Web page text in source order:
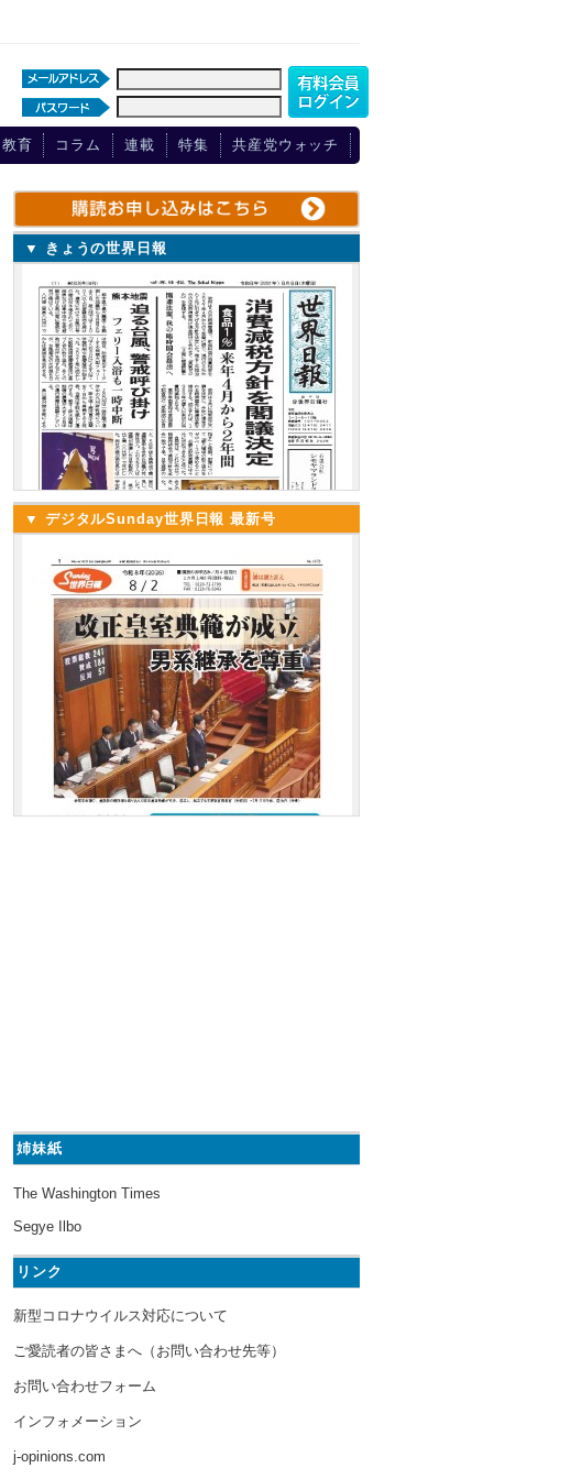
教育 コラム 連載 特集 共産党ウォッチ
▼ きょうの世界日報
▼ デジタルSunday世界日報 最新号
姉妹紙
The Washington Times
Segye Ilbo
リンク
新型コロナウイルス対応について
ご愛読者の皆さまへ（お問い合わせ先等）
お問い合わせフォーム
インフォメーション
j-opinions.com